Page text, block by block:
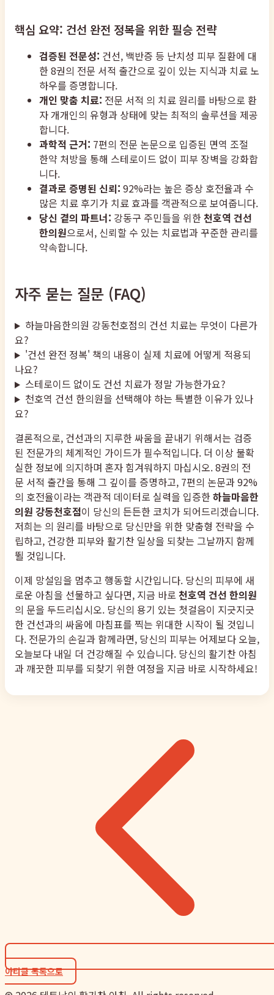
핵심 요약: 건선 완전 정복을 위한 필승 전략
검증된 전문성: 건선, 백반증 등 난치성 피부 질환에 대
한 8권의 전문 서적 출간으로 깊이 있는 지식과 치료 노
하우를 증명합니다.
개인 맞춤 치료: 전문 서적 의 치료 원리를 바탕으로 환
자 개개인의 유형과 상태에 맞는 최적의 솔루션을 제공
합니다.
과학적 근거: 7편의 전문 논문으로 입증된 면역 조절
한약 처방을 통해 스테로이드 없이 피부 장벽을 강화합
니다.
결과로 증명된 신뢰: 92%라는 높은 증상 호전율과 수
많은 치료 후기가 치료 효과를 객관적으로 보여줍니다.
당신 곁의 파트너: 강동구 주민들을 위한천호역 건선
한의원으로서, 신뢰할 수 있는 치료법과 꾸준한 관리를
약속합니다.
자주 묻는 질문 (FAQ)
하늘마음한의원 강동천호점의 건선 치료는 무엇이 다른가
요?
'건선 완전 정복' 책의 내용이 실제 치료에 어떻게 적용되
나요?
스테로이드 없이도 건선 치료가 정말 가능한가요?
천호역 건선 한의원을 선택해야 하는 특별한 이유가 있나
요?
결론적으로, 건선과의 지루한 싸움을 끝내기 위해서는 검증
된 전문가의 체계적인 가이드가 필수적입니다. 더 이상 불확
실한 정보에 의지하며 혼자 힘겨워하지 마십시오. 8권의 전
문 서적 출간을 통해 그 깊이를 증명하고, 7편의 논문과 92%
의 호전율이라는 객관적 데이터로 실력을 입증한하늘마음한
의원 강동천호점이 당신의 든든한 코치가 되어드리겠습니다.
저희는 의 원리를 바탕으로 당신만을 위한 맞춤형 전략을 수
립하고, 건강한 피부와 활기찬 일상을 되찾는 그날까지 함께
뛸 것입니다.
이제 망설임을 멈추고 행동할 시간입니다. 당신의 피부에 새
로운 아침을 선물하고 싶다면, 지금 바로 천호역 건선 한의원
의 문을 두드리십시오. 당신의 용기 있는 첫걸음이 지긋지긋
한 건선과의 싸움에 마침표를 찍는 위대한 시작이 될 것입니
다. 전문가의 손길과 함께라면, 당신의 피부는 어제보다 오늘,
오늘보다 내일 더 건강해질 수 있습니다. 당신의 활기찬 아침
과 깨끗한 피부를 되찾기 위한 여정을 지금 바로 시작하세요!
아티클 목록으로